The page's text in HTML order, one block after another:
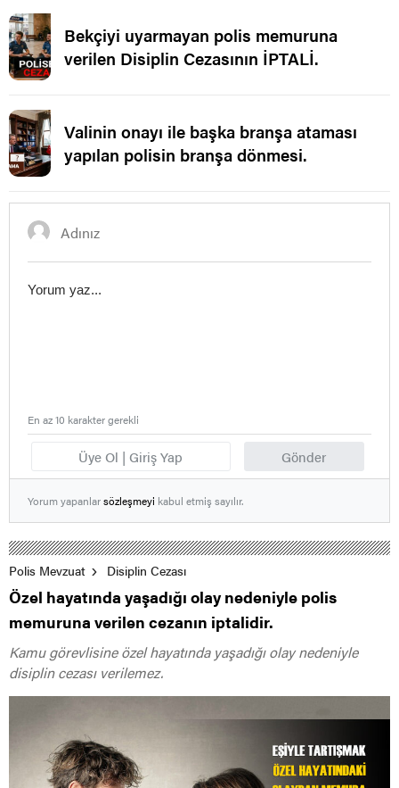
Bekçiyi uyarmayan polis memuruna
verilen Disiplin Cezasının İPTALİ.
Valinin onayı ile başka branşa ataması
yapılan polisin branşa dönmesi.
Üye Ol | Giriş Yap Gönder
En az 10 karakter gerekli
Yorum yapanlarsözleşmeyi kabul etmiş sayılır.
Polis Mevzuat Disiplin Cezası
Özel hayatında yaşadığı olay nedeniyle polis
memuruna verilen cezanın iptalidir.
Kamu görevlisine özel hayatında yaşadığı olay nedeniyle
disiplin cezası verilemez.